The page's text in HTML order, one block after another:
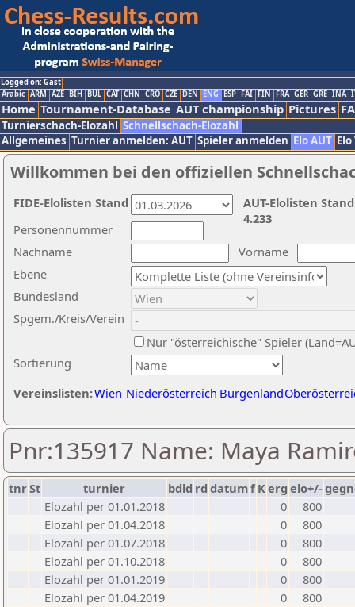
Logged on: Gast
Arabic ARM AZE BIH BUL CAT CHN CRO CZE DEN ENG ESP FAI FIN FRA GER GRE INA
Home Tournament-Database AUT championship Pictures
Turnierschach-Elozahl Schnellschach-Elozahl
Allgemeines Turnier anmelden: AUT Spieler anmelden Elo AUT
Willkommen bei den offiziellen
Nachname
Vorname
Ebene
Sortierung
Personennummer
Bundesland
Spgem./Kreis/Verein
Nur "österreichische" Spieler
Vereinslisten:Wien Niederösterreich Burgenland
AUT-Elolisten
4.233
FIDE-Elolisten Stand
Pnr:135917 Name: Maya
tnrSt turnier bdld rd datumf Kerg elo+/-
Elozahl per 01.01.2018
0
800
Elozahl per 01.04.2018
0
800
Elozahl per 01.07.2018
0
800
Elozahl per 01.10.2018
0
800
Elozahl per 01.01.2019
0
800
Elozahl per 01.04.2019
0
800